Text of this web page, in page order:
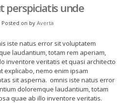
perspiciatis unde
Posted on by Averta
iste natus error sit voluptatem
laudantium, totam rem aperiam,
inventore veritatis et quasi architecto
explicabo, nemo enim ipsam
sit asperna. omnis iste natus error
doloremque laudantium, totam
quae ab illo inventore veritatis.